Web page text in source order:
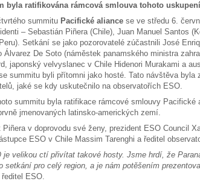
byla ratifikována rámcová smlouva tohoto
summitu Pacifické aliance se ve středu 6.
– Sebastián Piñera (Chile), Juan Manuel Santos
Setkání se jako pozorovatelé zúčastnili José
Álvarez De Soto (náměstek panamského ministra
japonský velvyslanec v Chile Hidenori Murakami a
summitu byli přítomni jako hosté. Tato návštěva
jaké se kdy uskutečnilo na observatořích ESO.
summitu byla ratifikace rámcové smlouvy
jmenovaných latinsko-amerických zemí.
Piñera v doprovodu své ženy, prezident ESO Council
ESO v Chile Massim Tarenghi a ředitel
je velikou ctí přivítat takové hosty. Jsme hrdí, že
setkání pro celý region, a je nám potěšením
ESO.